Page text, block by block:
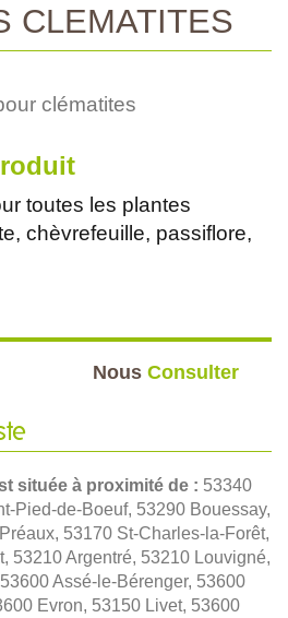
CLEMATITES
clématites
toutes les plantes
chèvrefeuille, passiflore,
Nous Consulter
située à proximité de : 53340
Pied-de-Boeuf, 53290 Bouessay,
53170 St-Charles-la-Forêt,
53210 Argentré, 53210 Louvigné,
Assé-le-Bérenger, 53600
Evron, 53150 Livet, 53600